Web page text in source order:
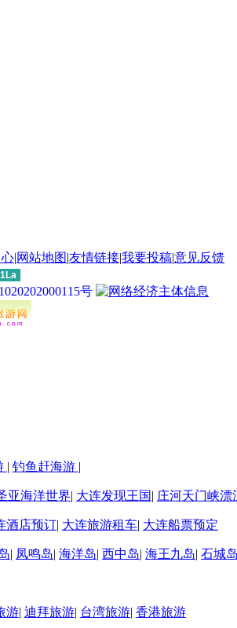
|网站地图|友情链接|我要投稿|意见反馈
号
| 钓鱼赶海游 |
亚海洋世界| 大连发现王国| 庄河天门峡漂
酒店预订| 大连旅游租车| 大连船票预定
| 凤鸣岛| 海洋岛| 西中岛| 海王九岛| 石城岛
游| 迪拜旅游| 台湾旅游| 香港旅游